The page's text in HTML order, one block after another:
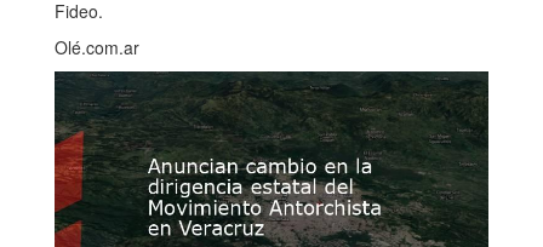
Fideo.
Olé.com.ar